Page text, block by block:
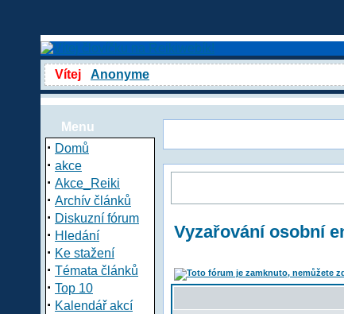
Vítej Anonyme
Menu
· Domů
· akce
· Akce_Reiki
· Archív článků
· Diskuzní fórum
· Hledání
· Ke stažení
· Témata článků
· Top 10
· Kalendář akcí
Vyzařování osobní